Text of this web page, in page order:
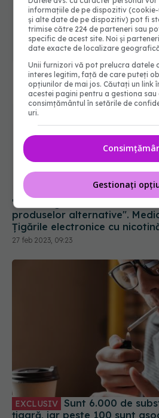
"Bolile legate de tutun au
produselor alternative".
Țigările electronice cu
renunțarea la fumat
27 feb 2023, 09:23
EXCLUSIV
țigară, iar peste 100 sunt
informațiile de pe dispozitiv
și alte date de pe dispozitiv) pot fi
trimise către 224 de parteneri sau
specific de acest site. Noi și
date exacte de localizare
Unii furnizori vă pot prelucra datele
interes legitim, față de care puteți
opțiunilor de mai jos. Căutați un link
acestei pagini pentru a gestiona
consimțământul în setările de
uri.
Gestionați